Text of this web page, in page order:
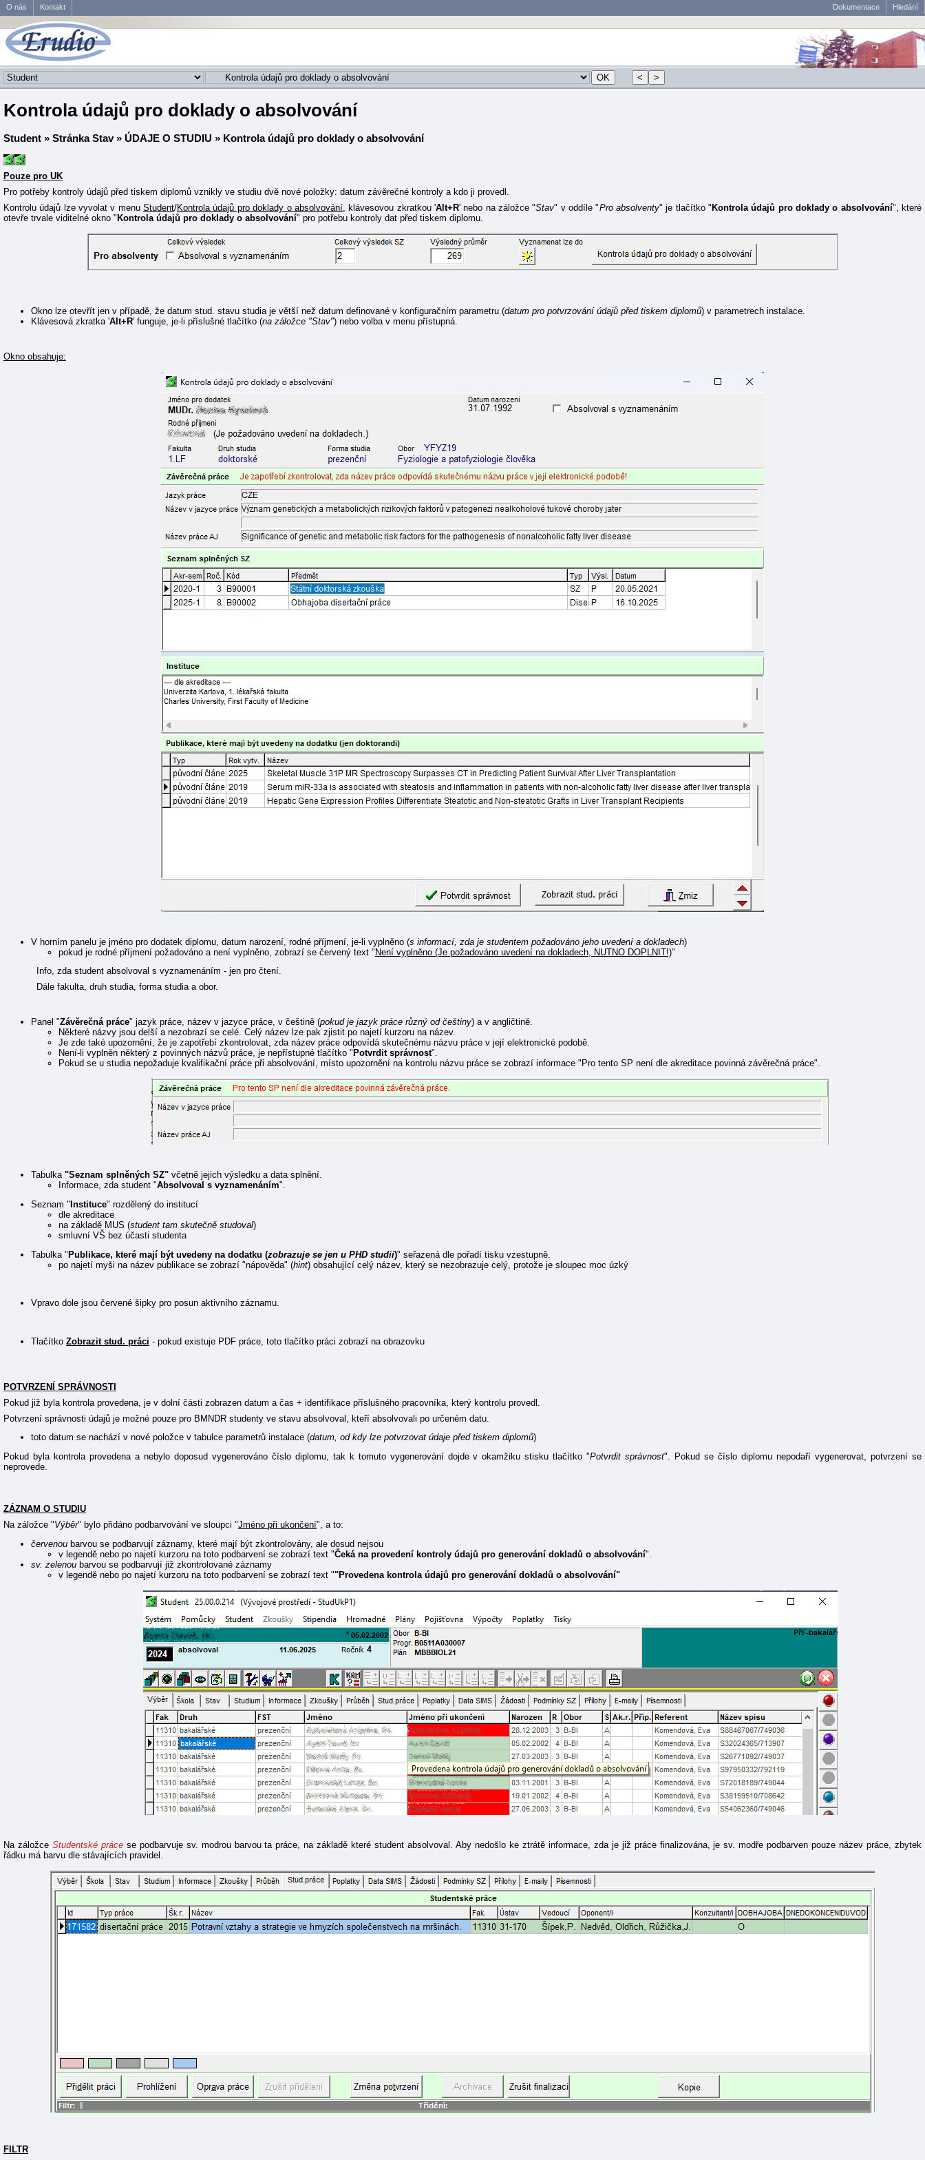
O nás Kontakt Dokumentace Hledání
Kontrola údajů pro doklady o absolvování
Student » Stránka Stav» ÚDAJE O STUDIU » Kontrola údajů pro doklady o absolvování
Pouze pro UK
Pro potřeby kontroly údajů před tiskem diplomů vznikly ve studiu dvě nové položky: datum závěrečné kontroly a kdo ji provedl.
Kontrolu údajů lze vyvolat v menuStudent/Kontrola údajů pro doklady o absolvování, klávesovou zkratkou 'Alt+R' nebo na záložce "Stav" v oddíle "Pro absolventy" je tlačítko " Kontrola údajů pro doklady o absolvování", které
otevře trvale viditelné okno " Kontrola údajů pro doklady o absolvování" pro potřebu kontroly dat před tiskem diplomu.
Okno lze otevřít jen v případě, že datum stud. stavu studia je větší než datum definované v konfiguračním parametru (datum pro potvrzování údajů před tiskem diplomů) v parametrech instalace.
Klávesová zkratka 'Alt+R' funguje, je-li příslušné tlačítko (na záložce "Stav") nebo volba v menu přístupná.
Okno obsahuje:
V horním panelu je jméno pro dodatek diplomu, datum narození, rodné příjmení, je-li vyplněno (s informací, zda je studentem požadováno jeho uvedení a dokladech)
pokud je rodné příjmení požadováno a není vyplněno, zobrazí se červený text "Není vyplněno (Je požadováno uvedení na dokladech, NUTNO DOPLNIT!)"
Info, zda student absolvoval s vyznamenáním - jen pro čtení.
Dále fakulta, druh studia, forma studia a obor.
Panel "Závěrečná práce" jazyk práce, název v jazyce práce, v češtině (pokud je jazyk práce různý od češtiny) a v angličtině.
Některé názvy jsou delší a nezobrazí se celé. Celý název lze pak zjistit po najetí kurzoru na název.
Je zde také upozornění, že je zapotřebí zkontrolovat, zda název práce odpovídá skutečnému názvu práce v její elektronické podobě.
Není-li vyplněn některý z povinných názvů práce, je nepřístupné tlačítko " Potvrdit správnost".
Pokud se u studia nepožaduje kvalifikační práce při absolvování, místo upozornění na kontrolu názvu práce se zobrazí informace "Pro tento SP není dle akreditace povinná závěrečná práce".
Tabulka "Seznam splněných SZ" včetně jejich výsledku a data splnění.
Informace, zda student "Absolvoval s vyznamenáním".
Seznam " Instituce" rozdělený do institucí
dle akreditace
na základě MUS (student tam skutečně studoval)
smluvní VŠ bez účasti studenta
Tabulka "Publikace, které mají být uvedeny na dodatku (zobrazuje se jen u PHD studií)" seřazená dle pořadí tisku vzestupně.
po najetí myši na název publikace se zobrazí "nápověda" (hint) obsahující celý název, který se nezobrazuje celý, protože je sloupec moc úzký
Vpravo dole jsou červené šipky pro posun aktivního záznamu.
Tlačítko Zobrazit stud. práci - pokud existuje PDF práce, toto tlačítko práci zobrazí na obrazovku
POTVRZENÍ SPRÁVNOSTI
Pokud již byla kontrola provedena, je v dolní části zobrazen datum a čas + identifikace příslušného pracovníka, který kontrolu provedl.
Potvrzení správnosti údajů je možné pouze pro BMNDR studenty ve stavu absolvoval, kteří absolvovali po určeném datu.
toto datum se nachází v nové položce v tabulce parametrů instalace (datum, od kdy lze potvrzovat údaje před tiskem diplomů)
Pokud byla kontrola provedena a nebylo doposud vygenerováno číslo diplomu, tak k tomuto vygenerování dojde v okamžiku stisku tlačítko "Potvrdit správnost". Pokud se číslo diplomu nepodaří vygenerovat, potvrzení se
neprovede.
ZÁZNAM O STUDIU
Na záložce "Výběr" bylo přidáno podbarvování ve sloupci "Jméno při ukončení", a to:
červenou barvou se podbarvují záznamy, které mají být zkontrolovány, ale dosud nejsou
v legendě nebo po najetí kurzoru na toto podbarvení se zobrazí text "Čeká na provedení kontroly údajů pro generování dokladů o absolvování".
sv. zelenou barvou se podbarvují již zkontrolované záznamy
v legendě nebo po najetí kurzoru na toto podbarvení se zobrazí text ""Provedena kontrola údajů pro generování dokladů o absolvování"
Na záložce Studentské prácese podbarvuje sv. modrou barvou ta práce, na základě které student absolvoval. Aby nedošlo ke ztrátě informace, zda je již práce finalizována, je sv. modře podbarven pouze název práce, zbytek
řádku má barvu dle stávajících pravidel.
FILTR